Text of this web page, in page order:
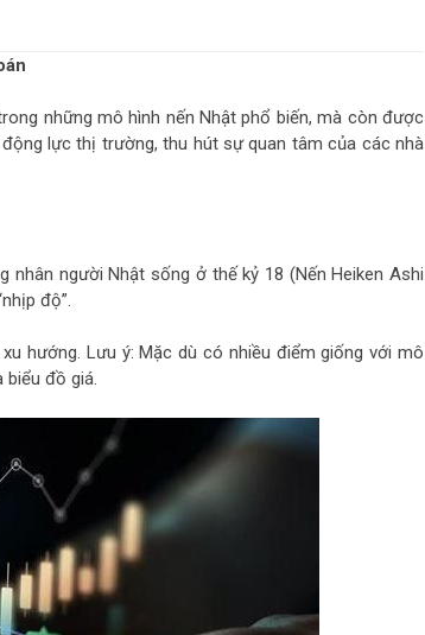
những mô hình nến Nhật phổ biến, mà còn được
lực thị trường, thu hút sự quan tâm của các nhà
người Nhật sống ở thế kỷ 18 (Nến Heiken Ashi
độ”.
hướng. Lưu ý: Mặc dù có nhiều điểm giống với mô
biểu đồ giá.